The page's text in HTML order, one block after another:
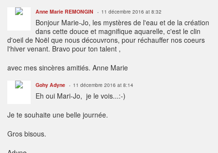
Anne Marie REMONGIN 11 décembre 2016 at 8:32
Bonjour Marie-Jo, les mystères de l'eau et de la création
dans cette douce et magnifique aquarelle, c'est le clin
d'oeil de Noël que nous découvrons, pour réchauffer nos coeurs
l'hiver venant. Bravo pour ton talent ,
avec mes sincères amitiés. Anne Marie
Gohy Adyne 11 décembre 2016 at 8:14
Eh oui Mari-Jo, je le vois...:-)
Je te souhaite une belle journée.
Gros bisous.